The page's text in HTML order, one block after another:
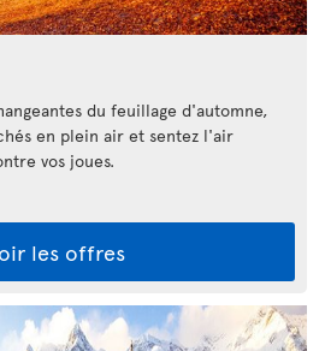
du feuillage d'automne,
en plein air et sentez l'air
vos joues.
les offres